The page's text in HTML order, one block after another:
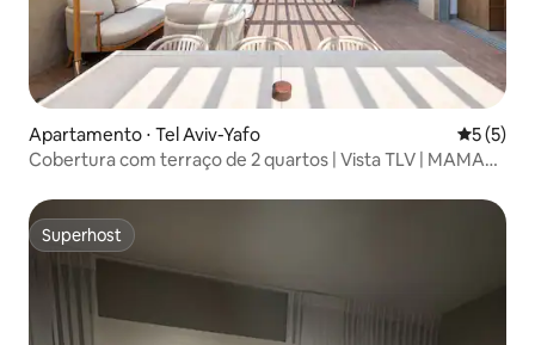
Apartamento ⋅ Tel Aviv-Yafo 5 de
5 (5)
Cobertura com terraço de 2 quartos | Vista TLV | MAMAD
Superhost
Superhost